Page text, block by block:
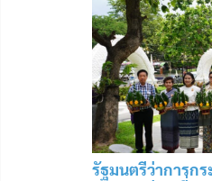
รัฐมนตรีว่าการก